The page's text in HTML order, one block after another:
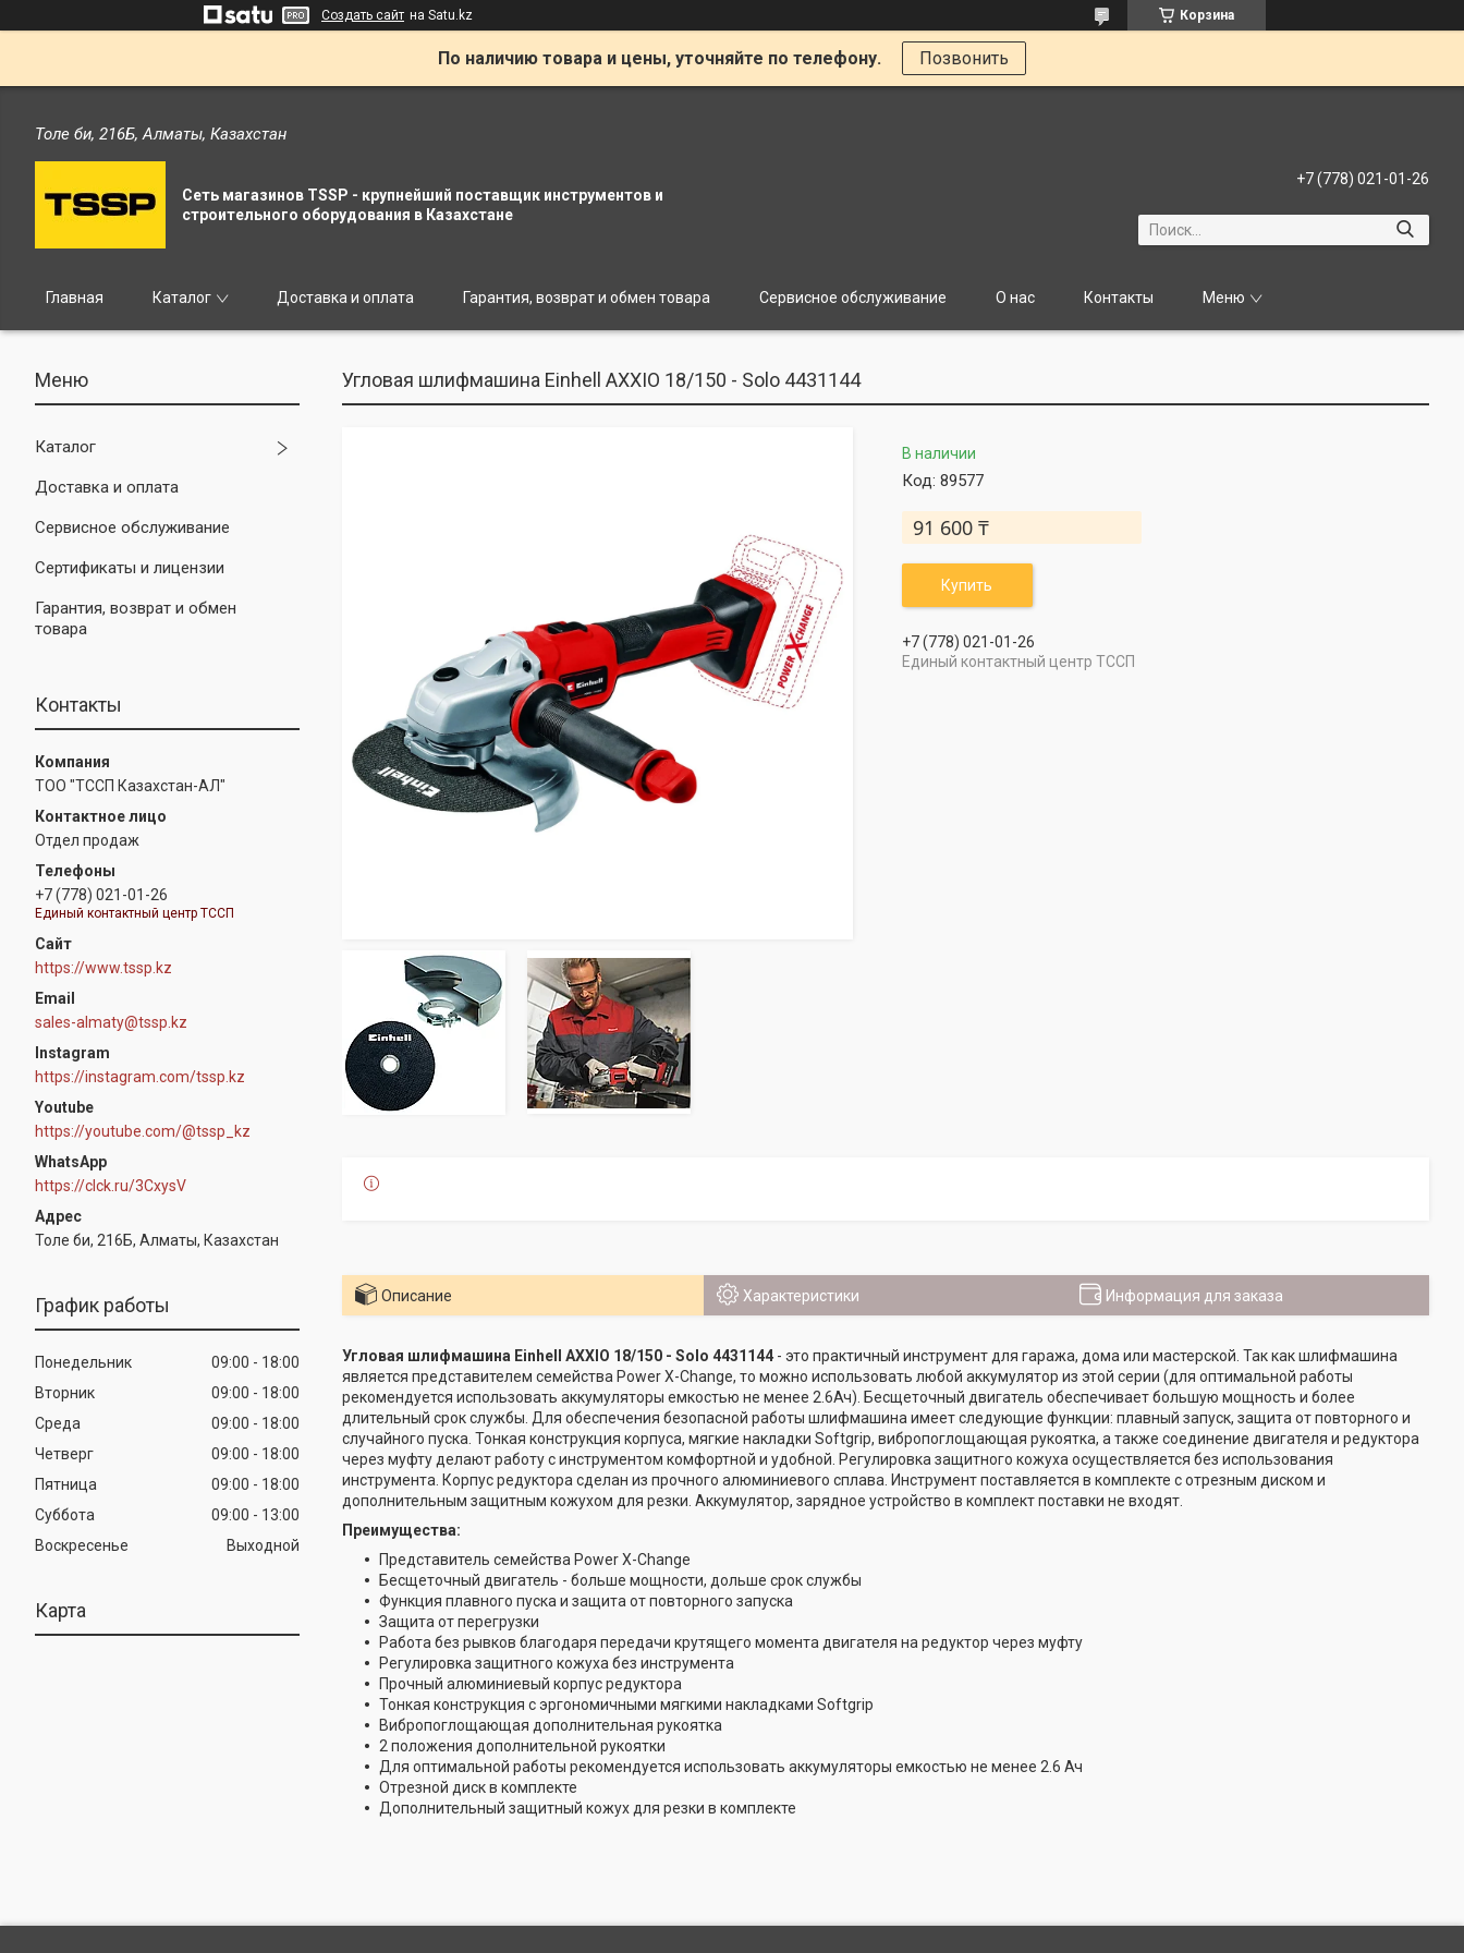
Создать сайт на Satu.kz Корзина
По наличию товара и цены, уточняйте по телефону. Позвонить
Толе би, 216Б, Алматы, Казахстан
Сеть магазинов TSSP - крупнейший поставщик инструментов и
строительного оборудования в Казахстане
+7 (778) 021-01-26
Главная Каталог Доставка и оплата Гарантия, возврат и обмен товара Сервисное обслуживание О нас Контакты Меню
Каталог
Доставка и оплата
Сервисное обслуживание
Сертификаты и лицензии
Гарантия, возврат и обмен
товара
Контакты
ТОО "ТССП Казахстан-АЛ"
Отдел продаж
+7 (778) 021-01-26
Единый контактный центр ТССП
https://www.tssp.kz
sales-almaty@tssp.kz
Instagram
https://instagram.com/tssp.kz
Youtube
https://youtube.com/@tssp_kz
WhatsApp
https://clck.ru/3CxysV
Толе би, 216Б, Алматы, Казахстан
График работы
Понедельник 09:00
18:00
Вторник
09:00
18:00
Среда
09:00
18:00
Четверг
09:00
18:00
Пятница
09:00
18:00
Суббота
09:00
13:00
Воскресенье
Выходной
Карта
Угловая шлифмашина Einhell AXXIO 18/150 - Solo 4431144
В наличии
Код: 89577
91 600 ₸
Купить
+7 (778) 021-01-26
Единый контактный центр ТССП
Описание Характеристики Информация для заказа
Угловая шлифмашина Einhell AXXIO 18/150 - Solo 4431144- это практичный инструмент для гаража, дома или мастерской. Так как шлифмашина
является представителем семейства Power X-Change, то можно использовать любой аккумулятор из этой серии (для оптимальной работы
рекомендуется использовать аккумуляторы емкостью не менее 2.6Ач). Бесщеточный двигатель обеспечивает большую мощность и более
длительный срок службы. Для обеспечения безопасной работы шлифмашина имеет следующие функции: плавный запуск, защита от повторного и
случайного пуска. Тонкая конструкция корпуса, мягкие накладки Softgrip, вибропоглощающая рукоятка, а также соединение двигателя и редуктора
через муфту делают работу с инструментом комфортной и удобной. Регулировка защитного кожуха осуществляется без использования
инструмента. Корпус редуктора сделан из прочного алюминиевого сплава. Инструмент поставляется в комплекте с отрезным диском и
дополнительным защитным кожухом для резки. Аккумулятор, зарядное устройство в комплект поставки не входят.
Преимущества:
Представитель семейства Power X-Change
Бесщеточный двигатель - больше мощности, дольше срок службы
Функция плавного пуска и защита от повторного запуска
Защита от перегрузки
Работа без рывков благодаря передачи крутящего момента двигателя на редуктор через муфту
Регулировка защитного кожуха без инструмента
Прочный алюминиевый корпус редуктора
Тонкая конструкция с эргономичными мягкими накладками Softgrip
Вибропоглощающая дополнительная рукоятка
2 положения дополнительной рукоятки
Для оптимальной работы рекомендуется использовать аккумуляторы емкостью не менее 2.6 Ач
Отрезной диск в комплекте
Дополнительный защитный кожух для резки в комплекте